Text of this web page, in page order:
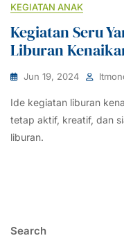
KEGIATAN ANAK
Kegiatan Seru
Liburan
Jun 19, 2024
Ide kegiatan liburan
tetap aktif, kreatif, dan
liburan.
Search